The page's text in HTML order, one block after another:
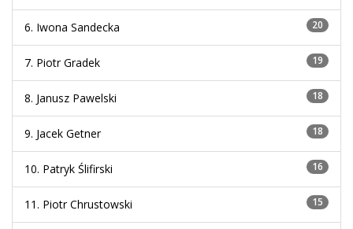
6. Iwona Sandecka 20
7. Piotr Gradek 19
8. Janusz Pawelski 18
9. Jacek Getner 18
10. Patryk Ślifirski 16
11. Piotr Chrustowski 15